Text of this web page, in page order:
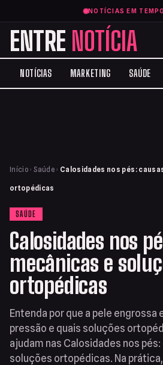
NOTÍCIAS EM
ENTRE NOTÍCIA
NOTÍCIAS MARKETING SAÚDE
Início › Saúde › Calosidades nos pés:
ortopédicas
SAÚDE
Calosidades nos
mecânicas e
ortopédicas
Entenda por que a pele
pressão e quais soluções
ajudam nas Calosidades nos
soluções ortopédicas. Na